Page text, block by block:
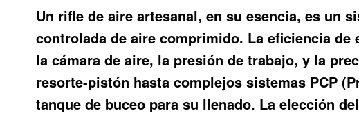
Un rifle de aire artesanal, en su esencia, es un
controlada de aire comprimido. La eficiencia
la cámara de aire, la presión de trabajo, y la
resorte-pistón hasta complejos sistemas PCP
tanque de buceo para su llenado. La elección